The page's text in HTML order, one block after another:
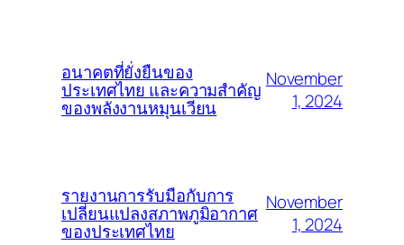
อนาคตที่ยั่งยืนของ
ประเทศไทย และความสำคัญ
ของพลังงานหมุนเวียน
November
1, 2024
รายงานการรับมือกับการ
เปลี่ยนแปลงสภาพภูมิอากาศ
ของประเทศไทย
November
1, 2024